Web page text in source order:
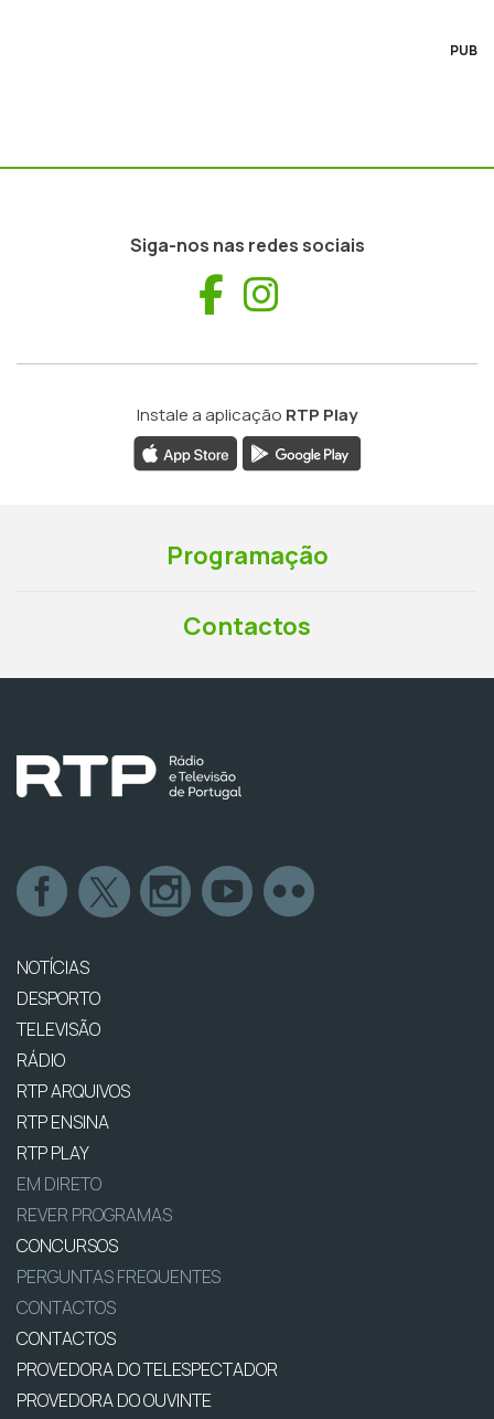
PUB
Siga-nos nas redes sociais
Facebook
Instale a aplicação RTP Play
Programação
Contactos
NOTÍCIAS
DESPORTO
TELEVISÃO
RÁDIO
RTP ARQUIVOS
RTP ENSINA
RTP PLAY
EM DIRETO
REVER PROGRAMAS
CONCURSOS
PERGUNTAS FREQUENTES
CONTACTOS
CONTACTOS
PROVEDORA DO TELESPECTADOR
PROVEDORA DO OUVINTE